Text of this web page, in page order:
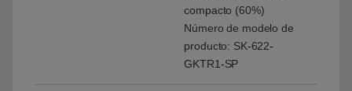
compacto (60%)
Número de modelo de
producto: SK-622-
GKTR1-SP